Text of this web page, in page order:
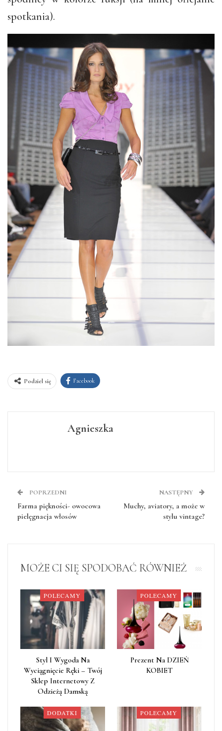
spotkania).
Podziel się Facebook
Agnieszka
POPRZEDNI
Farma piękności- owocowa
pielęgnacja włosów
NASTĘPNY
Muchy, aviatory, a może w
stylu vintage?
MOŻE CI SIĘ SPODOBAĆ RÓWNIEŻ
POLECAMY
Styl I Wygoda Na
Wyciągnięcie Ręki – Twój
Sklep Internetowy Z
Odzieżą Damską
POLECAMY
Prezent Na DZIEŃ
KOBIET
DODATKI POLECAMY